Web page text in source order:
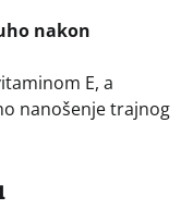
nakon
E, a
nanošenje trajnog